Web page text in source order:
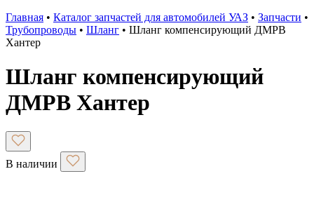
Главная • Каталог запчастей для автомобилей УАЗ • Запчасти •
Трубопроводы • Шланг • Шланг компенсирующий ДМРВ
Хантер
Шланг компенсирующий
ДМРВ Хантер
В наличии